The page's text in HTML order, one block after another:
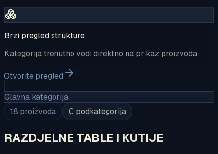
Brzi pregled strukture
Kategorija trenutno vodi direktno na prikaz proizvoda.
Otvorite pregled
Glavna kategorija
18 proizvoda 0 podkategorija
RAZDJELNE TABLE I KUTIJE